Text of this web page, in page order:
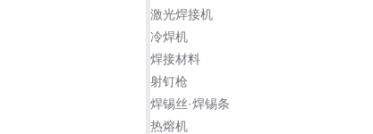
激光焊接机
冷焊机
焊接材料
射钉枪
焊锡丝·焊锡条
热熔机